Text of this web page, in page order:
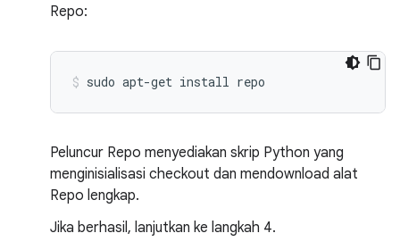
Repo:
sudo apt-get install repo
Peluncur Repo menyediakan skrip Python yang
menginisialisasi checkout dan mendownload alat
Repo lengkap.
Jika berhasil, lanjutkan ke langkah 4.